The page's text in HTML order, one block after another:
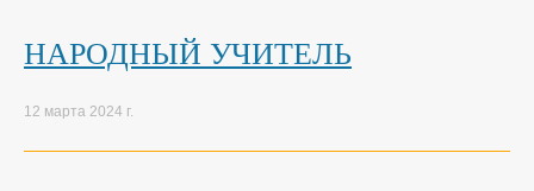
НАРОДНЫЙ УЧИТЕЛЬ
12 марта 2024 г.